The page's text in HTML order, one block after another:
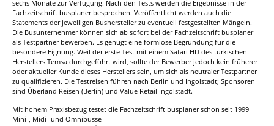
sechs Monate zur Verfügung. Nach den Tests werden die Ergebnisse in der
Fachzeitschrift busplaner besprochen. Veröffentlicht werden auch die
Statements der jeweiligen Bushersteller zu eventuell festgestellten Mängeln.
Die Busunternehmer können sich ab sofort bei der Fachzeitschrift busplaner
als Testpartner bewerben. Es genügt eine formlose Begründung für die
besondere Eignung. Weil der erste Test mit einem Safari HD des türkischen
Herstellers Temsa durchgeführt wird, sollte der Bewerber jedoch kein früherer
oder aktueller Kunde dieses Herstellers sein, um sich als neutraler Testpartner
zu qualifizieren. Die Testreisen führen nach Berlin und Ingolstadt; Sponsoren
sind Überland Reisen (Berlin) und Value Retail Ingolstadt.
Mit hohem Praxisbezug testet die Fachzeitschrift busplaner schon seit 1999
Mini-, Midi- und Omnibusse